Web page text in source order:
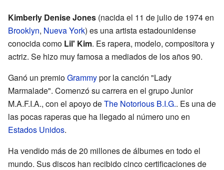
Kimberly Denise Jones (nacida el 11 de julio de 1974 en
Brooklyn, Nueva York) es una artista estadounidense
conocida como Lil' Kim. Es rapera, modelo, compositora y
actriz. Se hizo muy famosa a mediados de los años 90.
Ganó un premioGrammypor la canción "Lady
Marmalade". Comenzó su carrera en el grupo Junior
M.A.F.I.A., con el apoyo deThe Notorious B.I.G.. Es una de
las pocas raperas que ha llegado al número uno en
Estados Unidos.
Ha vendido más de 20 millones de álbumes en todo el
mundo. Sus discos han recibido cinco certificaciones de